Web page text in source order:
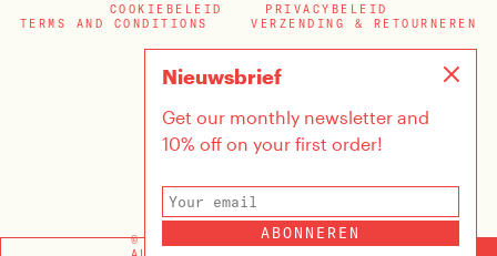
COOKIEBELEID
PRIVACYBELEID
TERMS AND CONDITIONS
VERZENDING & RETOURNEREN
© 2026 DE WIJNWINKEL
Nieuwsbrief
Get our monthly newsletter and
10% off on your first order!
ABONNEREN